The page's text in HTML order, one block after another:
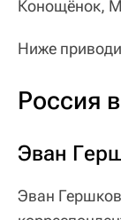
Конощёнок,
Ниже
Россия
Эван
Эван